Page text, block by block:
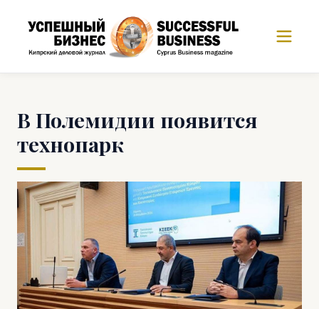
В Полемидии появится
технопарк